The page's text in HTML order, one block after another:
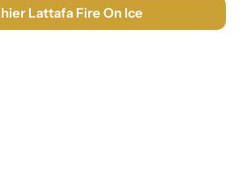
Lattafa Fire On Ice